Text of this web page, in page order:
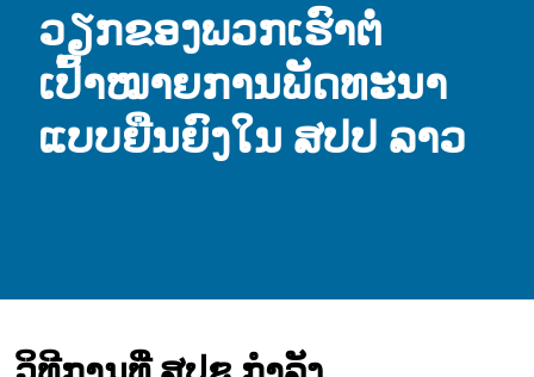
ວຽກຂອງພວກເຮົາຕໍ່
ເປົ້າໝາຍການພັດທະນາ
ແບບຍືນຍົງໃນ ສປປ ລາວ